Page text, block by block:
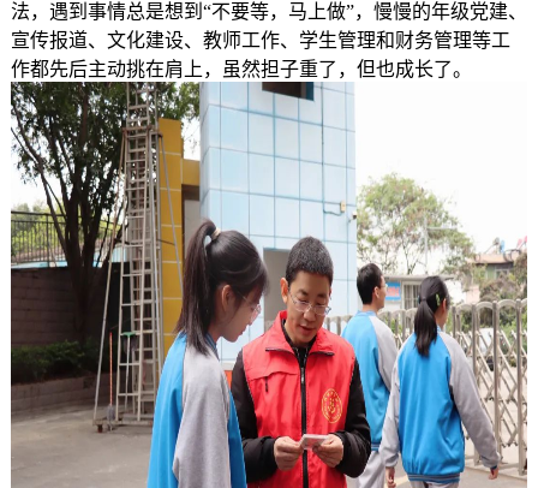
法，遇到事情总是想到“不要等，马上做”，慢慢的年级党建、
宣传报道、文化建设、教师工作、学生管理和财务管理等工
作都先后主动挑在肩上，虽然担子重了，但也成长了。